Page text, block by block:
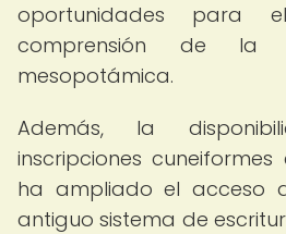
oportunidades
comprensión de la
mesopotámica.
Además, la
inscripciones
ha ampliado el acceso
antiguo sistema de